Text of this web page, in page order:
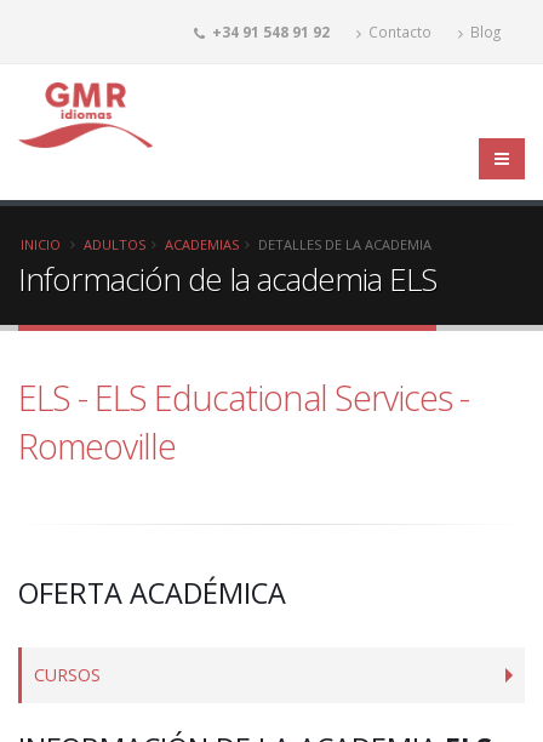
+34 91 548 91 92 Contacto Blog
INICIO ADULTOS ACADEMIAS DETALLES DE LA ACADEMIA
Información de la academia ELS
ELS - ELS Educational Services -
Romeoville
OFERTA ACADÉMICA
CURSOS